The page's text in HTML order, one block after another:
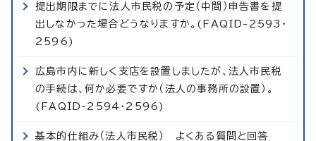
提出期限までに法人市民税の予定（中間）申告書を提
出しなかった場合どうなりますか。(FAQID-2593・
2596)
広島市内に新しく支店を設置しましたが、法人市民税
の手続は、何か必要ですか（法人の事務所の設置）。
(FAQID-2594・2596)
基本的仕組み（法人市民税） よくある質問と回答